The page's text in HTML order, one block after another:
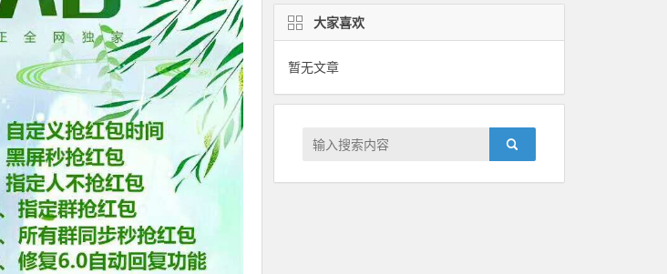
大家喜欢
暂无文章